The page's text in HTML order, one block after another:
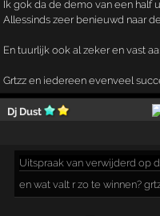
Ik gok da de demo van een half
Allessinds zeer benieuwd naar
En tuurlijk ook al zeker en vast
Grtzz en iedereen evenveel
Dj Dust
Uitspraak van verwijderd op
en wat valt r zo te winnen?